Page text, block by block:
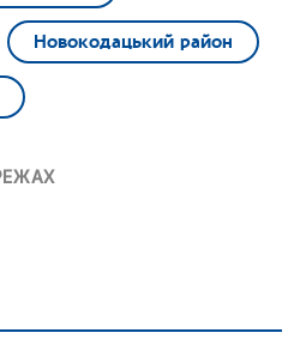
Новокодацький район